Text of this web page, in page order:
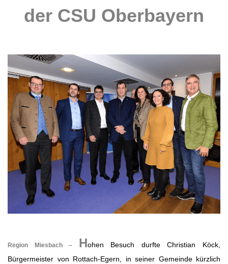
der CSU Oberbayern
Region Miesbach – Hohen Besuch durfte Christian Köck,
Bürgermeister von Rottach-Egern, in seiner Gemeinde kürzlich